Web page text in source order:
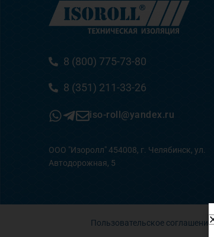
8 (800) 775-73-80
8 (351) 211-33-26
iso-roll@yandex.ru
ООО "Изоролл" 454008, г. Челябинск, ул.
Автодорожная, 5
Пользовательское соглашение